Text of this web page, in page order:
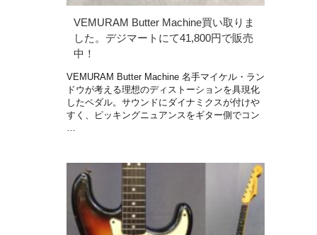
VEMURAM Butter Machine買い取りま
した。デジマートにて41,800円で販売
中！
VEMURAM Butter Machine 名手マイケル・ラン
ドウが考える理想のディストーションを具現化
したペダル。サウンドにダイナミクスが付けや
すく、ピッキングニュアンスをギター側でコン